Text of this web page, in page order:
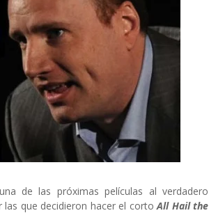
de las próximas películas al verdadero
las que decidieron hacer el cortoAll Hail the